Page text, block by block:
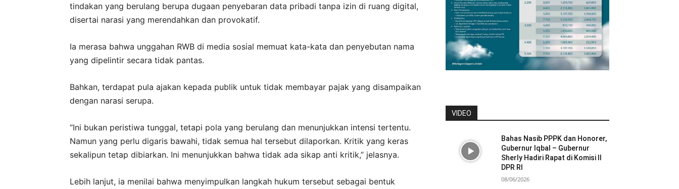
tindakan yang berulang berupa dugaan penyebaran data pribadi tanpa izin di ruang digital,
disertai narasi yang merendahkan dan provokatif.
Ia merasa bahwa unggahan RWB di media sosial memuat kata-kata dan penyebutan nama
yang dipelintir secara tidak pantas.
Bahkan, terdapat pula ajakan kepada publik untuk tidak membayar pajak yang disampaikan
dengan narasi serupa.
“Ini bukan peristiwa tunggal, tetapi pola yang berulang dan menunjukkan intensi tertentu.
Namun yang perlu digaris bawahi, tidak semua hal tersebut dilaporkan. Kritik yang keras
sekalipun tetap dibiarkan. Ini menunjukkan bahwa tidak ada sikap anti kritik,” jelasnya.
Lebih lanjut, ia menilai bahwa menyimpulkan langkah hukum tersebut sebagai bentuk
VIDEO
Bahas Nasib PPPK dan Honorer,
Gubernur Iqbal – Gubernur
Sherly Hadiri Rapat di Komisi II
DPR RI
08/06/2026